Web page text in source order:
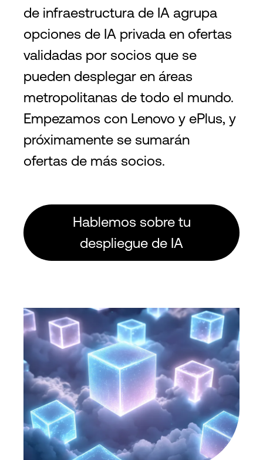
de infraestructura de IA agrupa
opciones de IA privada en ofertas
validadas por socios que se
pueden desplegar en áreas
metropolitanas de todo el mundo.
Empezamos con Lenovo y ePlus, y
próximamente se sumarán
ofertas de más socios.
Hablemos sobre tu
despliegue de IA